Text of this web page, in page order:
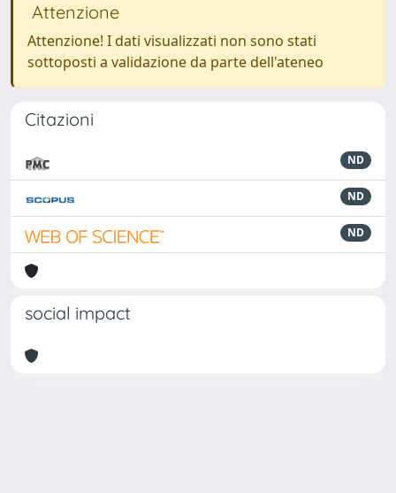
Attenzione
Attenzione! I dati visualizzati non sono stati
sottoposti a validazione da parte dell'ateneo
Citazioni
ND
ND
ND
social impact